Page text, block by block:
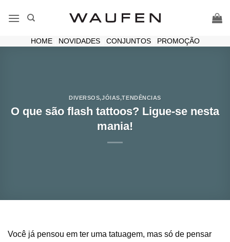
HOME| NOVIDADES| CONJUNTOS| PROMOÇÃO
DIVERSOS,JÓIAS,TENDÊNCIAS
O que são flash tattoos? Ligue-se nesta
mania!
Você já pensou em ter uma tatuagem, mas só de pensar